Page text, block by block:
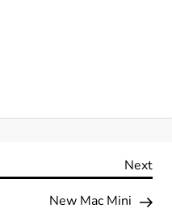
Next
Next
New Mac Mini